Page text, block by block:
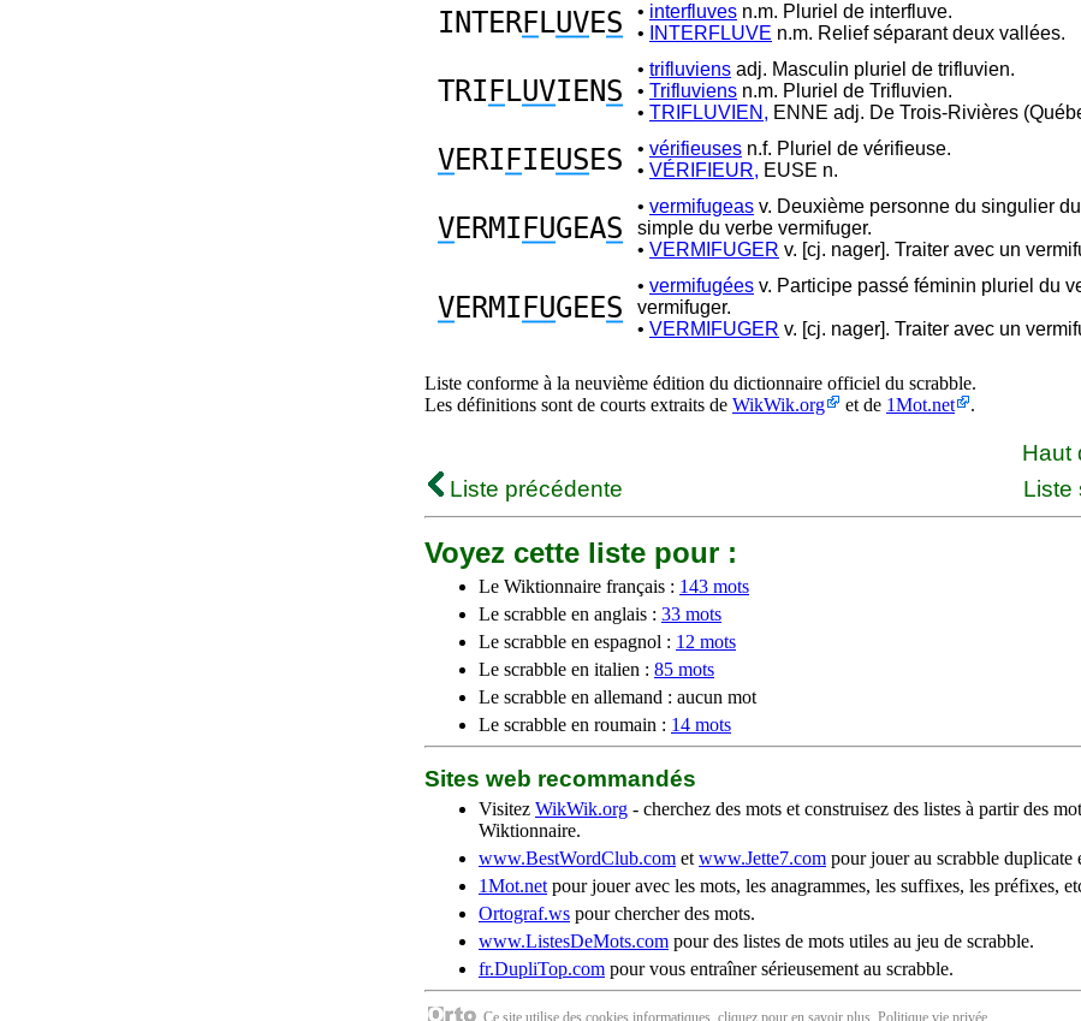
INTERF LUVES • interfluves n.m. Pluriel de interfluve.
•
INTERFLUVE n.m. Relief séparant deux vallées.
TRI F LUVIENS
• trifluviens adj. Masculin pluriel de trifluvien.
• Trifluviens n.m. Pluriel de Trifluvien.
• TRIFLUVIEN, ENNE adj. De Trois-Rivières
VERI FIEUSES • vérifieuses n.f. Pluriel de vérifieuse.
• VÉRIFIEUR, EUSE n.
VERMI FUGEAS
• vermifugeas v. Deuxième personne du singulier
simple du verbe vermifuger.
• VERMIFUGER v. [cj. nager]. Traiter avec un
VERMI FUGEES
• vermifugées v. Participe passé féminin pluriel du
vermifuger.
• VERMIFUGER v. [cj. nager]. Traiter avec un
Liste conforme à la neuvième édition du dictionnaire officiel du scrabble.
Les définitions sont de courts extraits de WikWik.org et de 1Mot.net .
Haut
Liste précédente
Liste
Voyez cette liste pour :
Le Wiktionnaire français : 143 mots
Le scrabble en anglais : 33 mots
Le scrabble en espagnol : 12 mots
Le scrabble en italien : 85 mots
Le scrabble en allemand : aucun mot
Le scrabble en roumain : 14 mots
Sites web recommandés
Visitez WikWik.org - cherchez des mots et construisez des listes à partir des
Wiktionnaire.
www.BestWordClub.com et www.Jette7.com pour jouer au scrabble duplicate
1Mot.net pour jouer avec les mots, les anagrammes, les suffixes, les préfixes,
Ortograf.ws pour chercher des mots.
www.ListesDeMots.com pour des listes de mots utiles au jeu de scrabble.
fr.DupliTop.com pour vous entraîner sérieusement au scrabble.
Ce site utilise des cookies informatiques, cliquez pour en savoir plus . Politique vie privée